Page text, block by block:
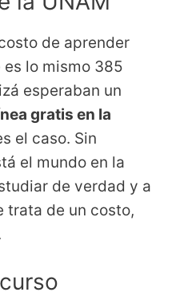
de aprender
lo mismo 385
esperaban un
gratis en la
el caso. Sin
el mundo en la
de verdad y a
trata de un costo,